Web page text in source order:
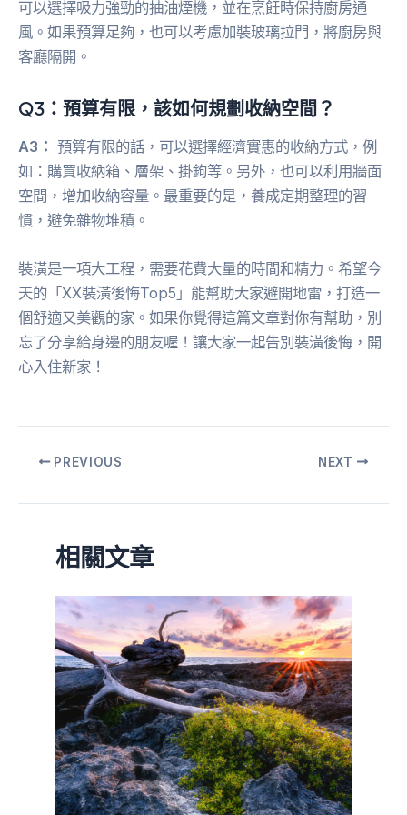
可以選擇吸力強勁的抽油煙機，並在烹飪時保持廚房通
風。如果預算足夠，也可以考慮加裝玻璃拉門，將廚房與
客廳隔開。
Q3：預算有限，該如何規劃收納空間？
A3： 預算有限的話，可以選擇經濟實惠的收納方式，例
如：購買收納箱、層架、掛鉤等。另外，也可以利用牆面
空間，增加收納容量。最重要的是，養成定期整理的習
慣，避免雜物堆積。
裝潢是一項大工程，需要花費大量的時間和精力。希望今
天的「XX裝潢後悔Top5」能幫助大家避開地雷，打造一
個舒適又美觀的家。如果你覺得這篇文章對你有幫助，別
忘了分享給身邊的朋友喔！讓大家一起告別裝潢後悔，開
心入住新家！
PREVIOUS NEXT
相關文章